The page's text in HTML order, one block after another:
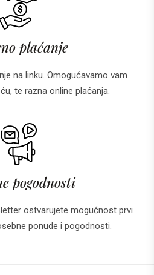
plaćanje
na linku. Omogućavamo vam
te razna online plaćanja.
pogodnosti
ostvarujete mogućnost prvi
ponude i pogodnosti.